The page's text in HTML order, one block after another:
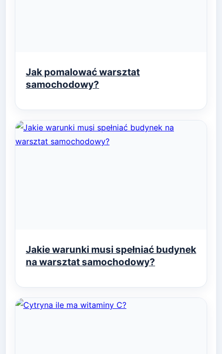
Jak pomalować warsztat
samochodowy?
Jakie warunki musi spełniać budynek
na warsztat samochodowy?